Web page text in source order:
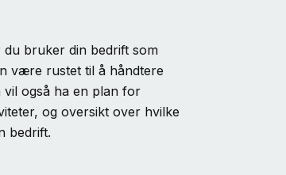
bruker din bedrift som
være rustet til å håndtere
også ha en plan for
og oversikt over hvilke
bedrift.